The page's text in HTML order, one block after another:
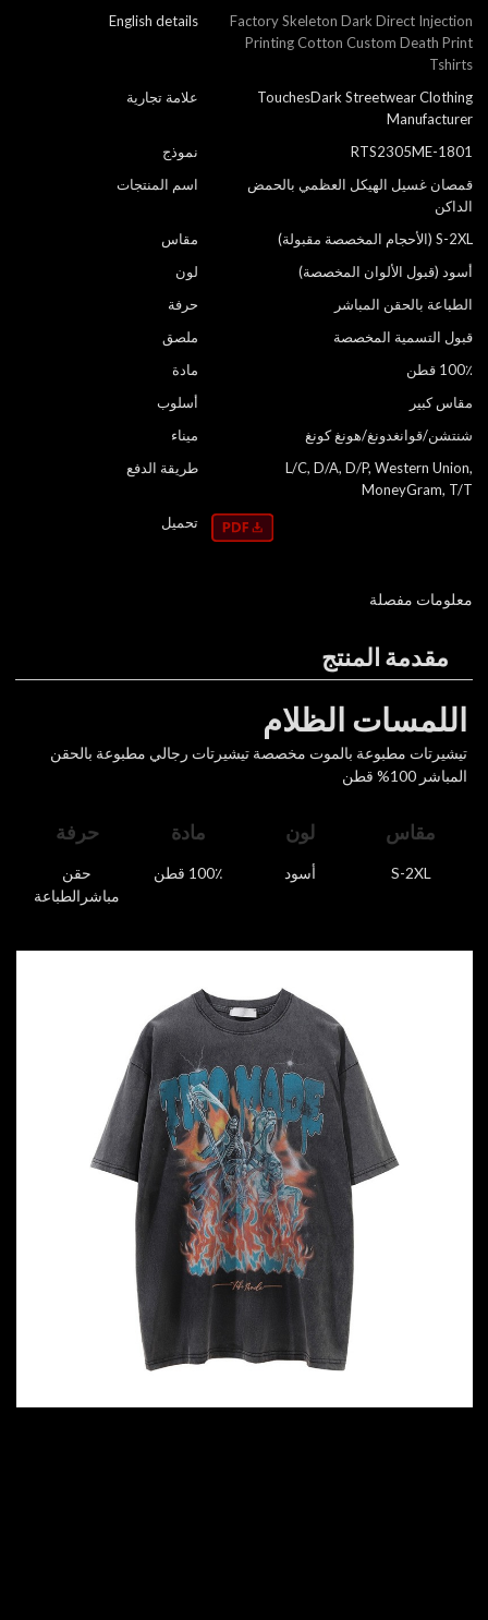
English details
Factory Skeleton Dark Direct Injection
Printing Cotton Custom Death Print
Tshirts
علامة تجارية
TouchesDark Streetwear Clothing
Manufacturer
نموذج
RTS2305ME-1801
اسم المنتجات
قمصان غسيل الهيكل العظمي بالحمض
الداكن
مقاس
S-2XL (الأحجام المخصصة مقبولة)
لون
أسود (قبول الألوان المخصصة)
حرفة
الطباعة بالحقن المباشر
ملصق
قبول التسمية المخصصة
مادة
100٪ قطن
أسلوب
مقاس كبير
ميناء
شنتشن/قوانغدونغ/هونغ كونغ
طريقة الدفع
L/C, D/A, D/P, Western Union,
MoneyGram, T/T
تحميل
معلومات مفصلة
مقدمة المنتج
اللمسات الظلام
تيشيرتات مطبوعة بالموت مخصصة تيشيرتات رجالي مطبوعة بالحقن
المباشر 100% قطن
مقاس
S-2XL
لون
أسود
مادة
100٪ قطن
حرفة
حقن
مباشر الطباعة